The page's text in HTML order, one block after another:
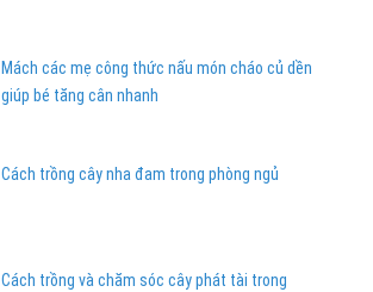
Mách các mẹ công thức nấu món cháo củ dền
giúp bé tăng cân nhanh
Cách trồng cây nha đam trong phòng ngủ
Cách trồng và chăm sóc cây phát tài trong